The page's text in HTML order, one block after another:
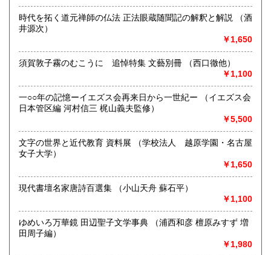
沿線名：信越線 長野電鉄
最寄駅：長野駅 5分 長野電鉄市役所前駅1分
営業時間：10:00〜19:00fax受付10時より19時
書籍の買取について
ご一報くださいませ、誠意をもって対応いたします。是非ご
利用くださいませ。
哲学宗教、歴史、美術工芸、外国文学、古書一般（その他）
時代を拓く道元禅師の仏法 正法眼蔵随聞記の解釈と解説 （酒
井源次）
￥1,650
須賀敦子霧のむこうに 追悼特集 文藝別冊 （西口徹他）
￥1,100
一○○年の記憶ーイエズス会再来日から一世紀ー （イエズス会
日本管区編 河村信三 梶山義夫監修）
￥5,500
文字の世界と近代教育 資料展 （学校法人 越原学園・名古屋
女子大学）
￥1,650
現代書壇名家唐詩百選集 （小山天舟 蘇石平）
￥1,100
ゆめいろ万華鏡 田辺聖子文学事典 （浦西和彦 檀原みすず 増
田周子編）
￥1,980